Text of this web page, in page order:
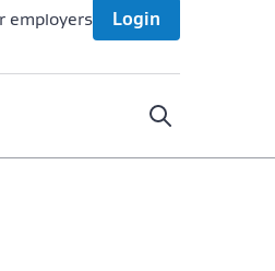
employers Login